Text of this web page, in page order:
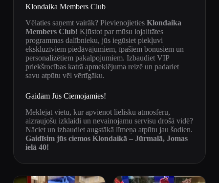
Klondaika Members Club
Vēlaties saņemt vairāk? Pievienojieties Klondaika
Members Club! Kļūstot par mūsu lojalitātes
programmas dalībnieku, jūs iegūsiet piekļuvi
ekskluzīviem piedāvājumiem, īpašiem bonusiem un
personalizētiem pakalpojumiem. Izbaudiet VIP
priekšrocības katrā apmeklējuma reizē un padariet
savu atpūtu vēl vērtīgāku.
Gaidām Jūs Ciemojamies!
Meklējat vietu, kur apvienot lielisku atmosfēru,
aizraujošu izklaidi un nevainojamu servisu drošā vidē?
Nāciet un izbaudiet augstākā līmeņa atpūtu jau šodien.
Gaidīsim jūs ciemos Klondaikā – Jūrmalā, Jomas
ielā 40!